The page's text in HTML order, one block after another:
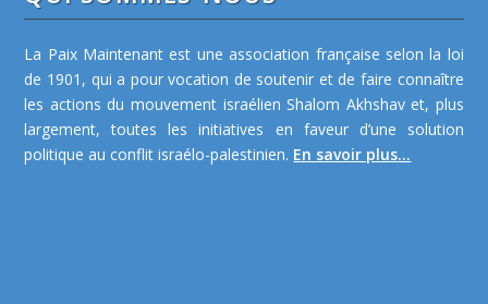
La Paix Maintenant est une association française selon la loi
de 1901, qui a pour vocation de soutenir et de faire connaître
les actions du mouvement israélien Shalom Akhshav et, plus
largement, toutes les initiatives en faveur d’une solution
politique au conflit israélo-palestinien. En savoir plus...